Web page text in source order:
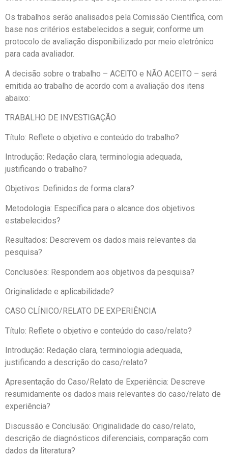
Os trabalhos serão analisados pela Comissão Científica, com
base nos critérios estabelecidos a seguir, conforme um
protocolo de avaliação disponibilizado por meio eletrônico
para cada avaliador.
A decisão sobre o trabalho – ACEITO e NÃO ACEITO – será
emitida ao trabalho de acordo com a avaliação dos itens
abaixo:
TRABALHO DE INVESTIGAÇÃO
Título: Reflete o objetivo e conteúdo do trabalho?
Introdução: Redação clara, terminologia adequada,
justificando o trabalho?
Objetivos: Definidos de forma clara?
Metodologia: Específica para o alcance dos objetivos
estabelecidos?
Resultados: Descrevem os dados mais relevantes da
pesquisa?
Conclusões: Respondem aos objetivos da pesquisa?
Originalidade e aplicabilidade?
CASO CLÍNICO/RELATO DE EXPERIÊNCIA
Título: Reflete o objetivo e conteúdo do caso/relato?
Introdução: Redação clara, terminologia adequada,
justificando a descrição do caso/relato?
Apresentação do Caso/Relato de Experiência: Descreve
resumidamente os dados mais relevantes do caso/relato de
experiência?
Discussão e Conclusão: Originalidade do caso/relato,
descrição de diagnósticos diferenciais, comparação com
dados da literatura?